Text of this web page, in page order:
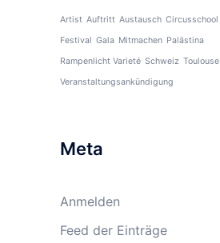
Artist Auftritt Austausch Circusschool
Festival Gala Mitmachen Palästina
Rampenlicht Varieté Schweiz Toulouse
Veranstaltungsankündigung
Meta
Anmelden
Feed der Einträge